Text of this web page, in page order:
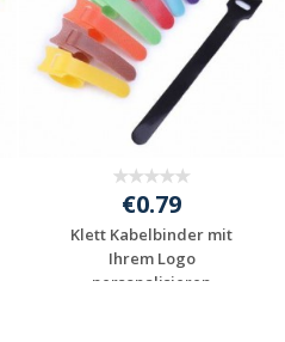
€0.79
Klett Kabelbinder mit
Ihrem Logo
personalisieren